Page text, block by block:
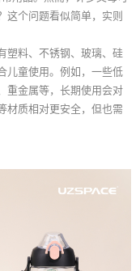
这个问题看似简单，实则
塑料、不锈钢、玻璃、硅
儿童使用。例如，一些低
重金属等，长期使用会对
材质相对更安全，但也需